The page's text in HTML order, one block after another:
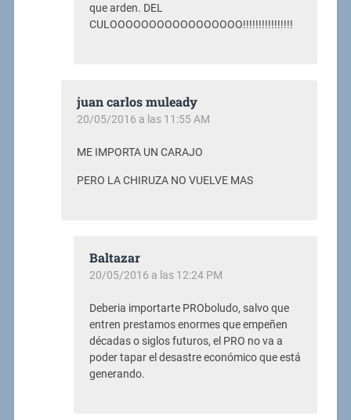
que arden. DEL
CULOOOOOOOOOOOOOOOOO!!!!!!!!!!!!!!!!
juan carlos muleady
20/05/2016 a las 11:55 AM
ME IMPORTA UN CARAJO
PERO LA CHIRUZA NO VUELVE MAS
Baltazar
20/05/2016 a las 12:24 PM
Deberia importarte PROboludo, salvo que
entren prestamos enormes que empeñen
décadas o siglos futuros, el PRO no va a
poder tapar el desastre económico que está
generando.